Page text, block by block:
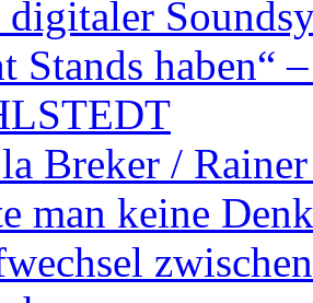
Stands haben“
Breker /
man keine